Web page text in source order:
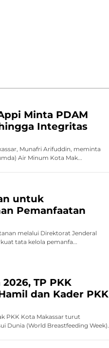
Minta PDAM
Integritas
Munafri Arifuddin, meminta
Air Minum Kota Mak...
untuk
Pemanfaatan
melalui Direktorat Jenderal
tata kelola pemanfa...
TP PKK
dan Kader PKK
PKK Kota Makassar turut
Dunia (World Breastfeeding Week)